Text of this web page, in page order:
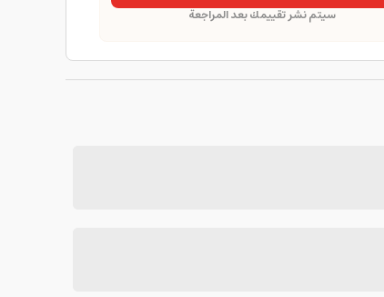
سيتم نشر تقييمك بعد المراجعة